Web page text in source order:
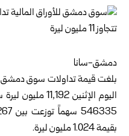
دمشق-سانا
بلغت قيمة تداولات سوق دمشق
اليوم الإثنين
بقيمة 1.024 مليون ليرة.